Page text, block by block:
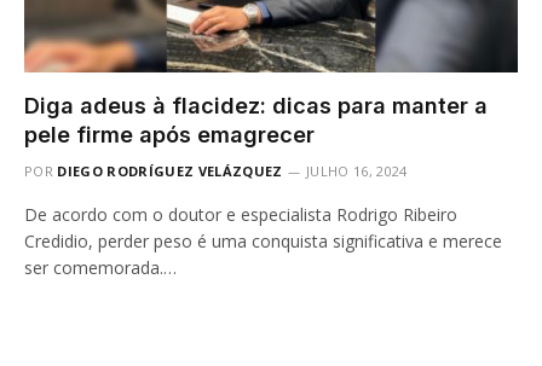
Diga adeus à flacidez: dicas para manter a
pele firme após emagrecer
POR DIEGO RODRÍGUEZ VELÁZQUEZ JULHO 16, 2024
De acordo com o doutor e especialista Rodrigo Ribeiro
Credidio, perder peso é uma conquista significativa e merece
ser comemorada.…